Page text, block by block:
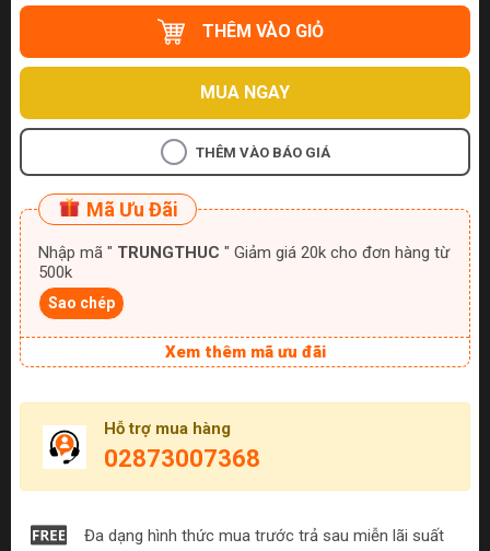
THÊM VÀO GIỎ
MUA NGAY
THÊM VÀO BÁO GIÁ
Mã Ưu Đãi
Nhập mã " TRUNGTHUC " Giảm giá 20k cho đơn hàng từ
500k
Sao chép
Xem thêm mã ưu đãi
Hỗ trợ mua hàng
02873007368
Đa dạng hình thức mua trước trả sau miễn lãi suất